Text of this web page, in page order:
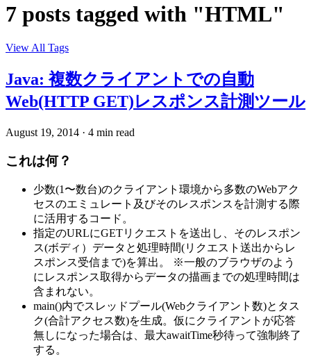
7 posts tagged with "HTML"
View All Tags
Java: 複数クライアントでの自動
Web(HTTP GET)レスポンス計測ツール
August 19, 2014 · 4 min read
これは何？
少数(1〜数台)のクライアント環境から多数のWebアク
セスのエミュレート及びそのレスポンスを計測する際
に活用するコード。
指定のURLにGETリクエストを送出し、そのレスポン
ス(ボディ）データと処理時間(リクエスト送出からレ
スポンス受信まで)を算出。 ※一般のブラウザのよう
にレスポンス取得からデータの描画までの処理時間は
含まれない。
main()内でスレッドプール(Webクライアント数)とタス
ク(合計アクセス数)を生成。仮にクライアントが応答
無しになった場合は、最大awaitTime秒待って強制終了
する。